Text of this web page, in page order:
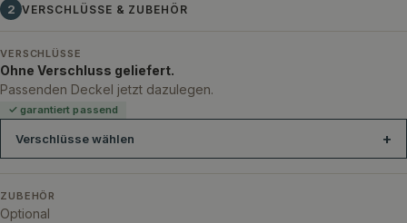
2 VERSCHLÜSSE & ZUBEHÖR
VERSCHLÜSSE
Ohne Verschluss geliefert.
Passenden Deckel jetzt dazulegen.
✓ garantiert passend
Verschlüsse wählen
ZUBEHÖR
Optional